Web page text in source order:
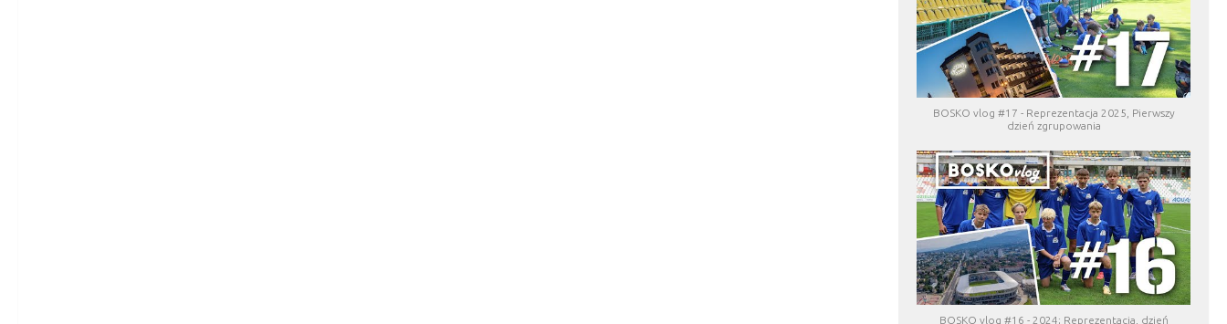
BOSKO vlog #17 - Reprezentacja 2025, Pierwszy
dzień zgrupowania
BOSKO vlog #16 - 2024; Reprezentacja, dzień